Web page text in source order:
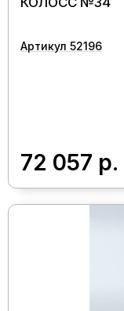
Артикул 52196
72 057 р.